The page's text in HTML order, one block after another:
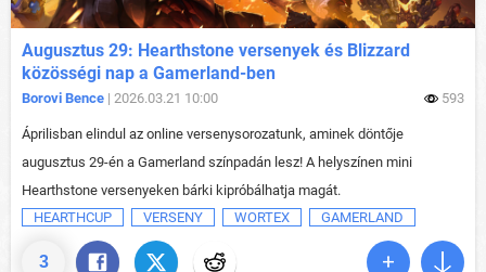
3
Augusztus 29: Hearthstone versenyek és Blizzard
közösségi nap a Gamerland-ben
Borovi Bence | 2026.03.21 10:00 593
Áprilisban elindul az online versenysorozatunk, aminek döntője
augusztus 29-én a Gamerland színpadán lesz! A helyszínen mini
Hearthstone versenyeken bárki kipróbálhatja magát.
HEARTHCUP
VERSENY WORTEX GAMERLAND